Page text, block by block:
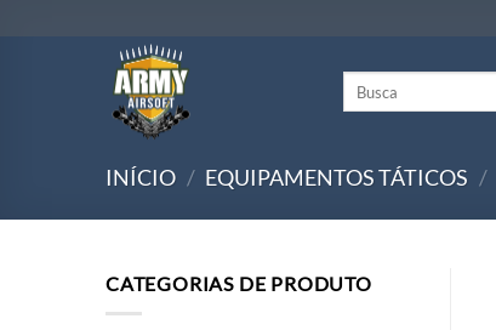
INÍCIO / EQUIPAMENTOS TÁTICOS /
CATEGORIAS DE PRODUTO